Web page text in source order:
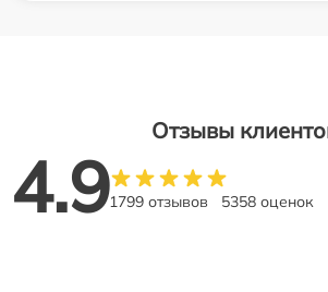
Отзывы
4.91799 отзывов 5358 оценок